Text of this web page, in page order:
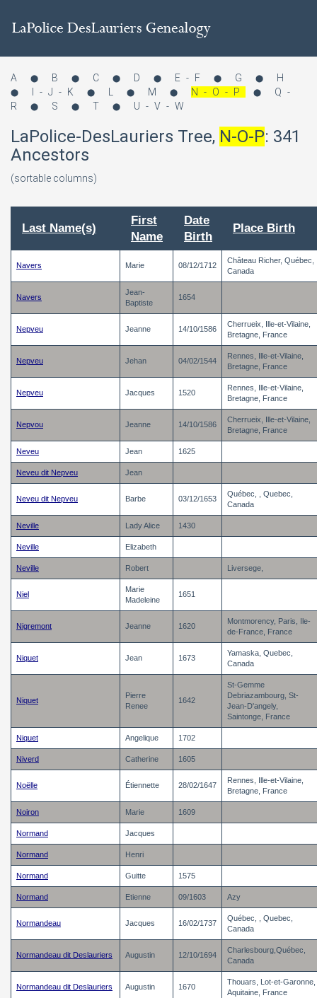
A ⬤ B ⬤ C ⬤ D ⬤ E-F ⬤ G ⬤ H
⬤ I-J-K ⬤ ⬤ M ⬤ N-O-P ⬤
Q-
R
⬤ S ⬤ T ⬤ U-V-W
LaPolice-DesLauriers Tree, N-O-P: 341
Ancestors
(sortable columns)
Last Name(s)
First
Name
Date
Birth
Place Birth
Navers Marie 08/12/1712
Château Richer, Québec,
Canada
Navers
Jean-
Baptiste
1654
Nepveu Jeanne 14/10/1586
Cherrueix, Ille-et-Vilaine,
Bretagne, France
Nepveu Jehan 04/02/1544
Rennes, Ille-et-Vilaine,
Bretagne, France
Nepveu Jacques 1520
Rennes, Ille-et-Vilaine,
Bretagne, France
Nepvou Jeanne 14/10/1586
Cherrueix, Ille-et-Vilaine,
Bretagne, France
Neveu Jean 1625
Neveu dit Nepveu Jean
Neveu dit Nepveu Barbe 03/12/1653
Québec, , Quebec,
Canada
Neville Lady Alice 1430
Neville Elizabeth
Neville Robert Liversege,
Niel
Marie
Madeleine
1651
Nigremont Jeanne 1620
Montmorency, Paris, Ile-
de-France, France
Niquet Jean 1673
Yamaska, Quebec,
Canada
Niquet
Pierre
Renee
1642
St-Gemme
Debriazambourg, St-
Jean-D'angely,
Saintonge, France
Niquet Angelique 1702
Niverd Catherine 1605
Noëlle Étiennette 28/02/1647
Rennes, Ille-et-Vilaine,
Bretagne, France
Noiron Marie 1609
Normand Jacques
Normand Henri
Normand Guitte 1575
Normand Etienne 09/1603 Azy
Normandeau Jacques 16/02/1737
Québec, , Quebec,
Canada
Normandeau dit Deslauriers Augustin 12/10/1694
Charlesbourg,Québec,
Canada
Normandeau dit Deslauriers Augustin 1670
Thouars, Lot-et-Garonne,
Aquitaine, France